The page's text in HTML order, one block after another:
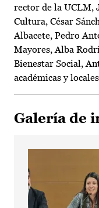
rector de la UCLM,
Cultura, César
Albacete, Pedro
Mayores, Alba
Bienestar Social,
académicas y
Galería de